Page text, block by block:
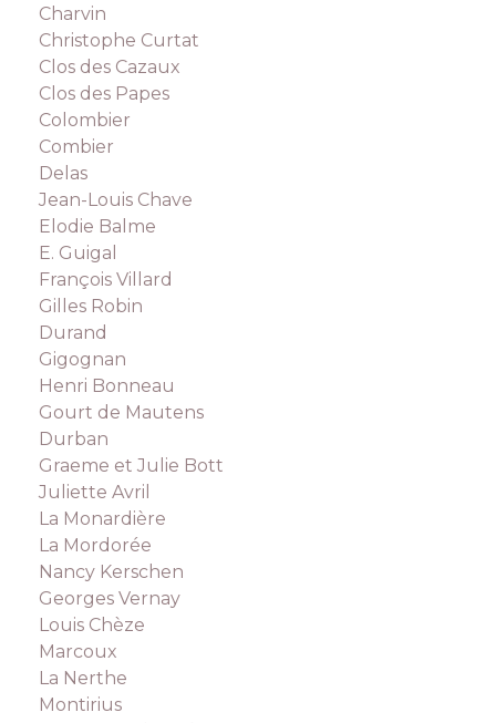
Charvin
Christophe Curtat
Clos des Cazaux
Clos des Papes
Colombier
Combier
Delas
Jean-Louis Chave
Elodie Balme
E. Guigal
François Villard
Gilles Robin
Durand
Gigognan
Henri Bonneau
Gourt de Mautens
Durban
Graeme et Julie Bott
Juliette Avril
La Monardière
La Mordorée
Nancy Kerschen
Georges Vernay
Louis Chèze
Marcoux
La Nerthe
Montirius